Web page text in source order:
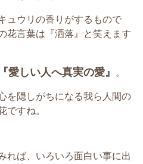
ュウリの香りがするもので
花言葉は『洒落』と笑えます
『愛しい人へ真実の愛』 。
を隠しがちになる我ら人間の
ですね。
れば、いろいろ面白い事に出